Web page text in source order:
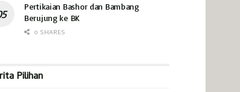
Pertikaian Bashor dan Bambang
Berujung ke BK
0 SHARES
Pilihan